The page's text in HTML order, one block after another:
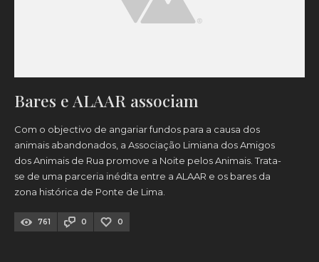
Bares e ALAAR associam
Com o objectivo de angariar fundos para a causa dos
animais abandonados, a Associação Limiana dos Amigos
dos Animais de Rua promove a Noite pelos Animais. Trata-
se de uma parceria inédita entre a ALAAR e os bares da
zona histórica de Ponte de Lima.
761 0 0